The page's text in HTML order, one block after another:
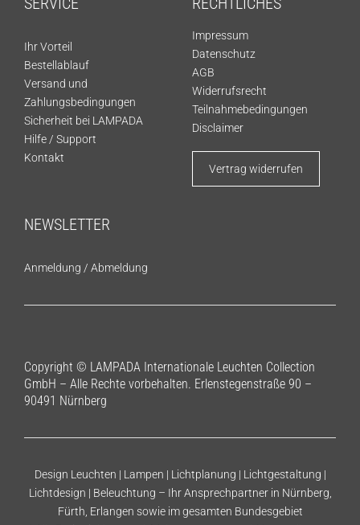
Ihr Vorteil
Bestellablauf
Versand und
Zahlungsbedingungen
Sicherheit bei LAMPADA
Hilfe / Support
Kontakt
Impressum
Datenschutz
AGB
Widerrufsrecht
Teilnahmebedingungen
Disclaimer
Vertrag widerrufen
NEWSLETTER
Anmeldung / Abmeldung
Copyright © LAMPADA Internationale Leuchten Collection
GmbH – Alle Rechte vorbehalten. Erlenstegenstraße 90 –
90491 Nürnberg
Design Leuchten | Lampen | Lichtplanung | Lichtgestaltung |
Lichtdesign | Beleuchtung – Ihr Ansprechpartner in Nürnberg,
Fürth, Erlangen sowie im gesamten Bundesgebiet